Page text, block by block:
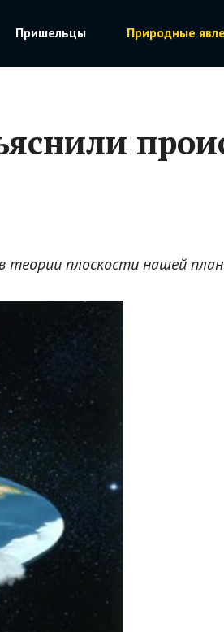
Пришельцы Природные
теории плоскости нашей